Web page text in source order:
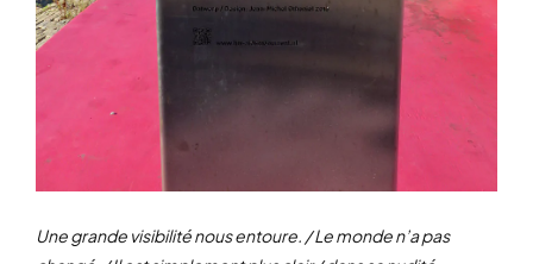
Une grande visibilité nous entoure. / Le monde n’a pas